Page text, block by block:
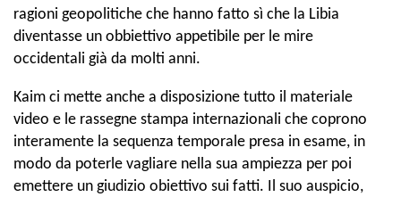
ragioni geopolitiche che hanno fatto sì che la Libia
diventasse un obbiettivo appetibile per le mire
occidentali già da molti anni.
Kaim ci mette anche a disposizione tutto il materiale
video e le rassegne stampa internazionali che coprono
interamente la sequenza temporale presa in esame, in
modo da poterle vagliare nella sua ampiezza per poi
emettere un giudizio obiettivo sui fatti. Il suo auspicio,